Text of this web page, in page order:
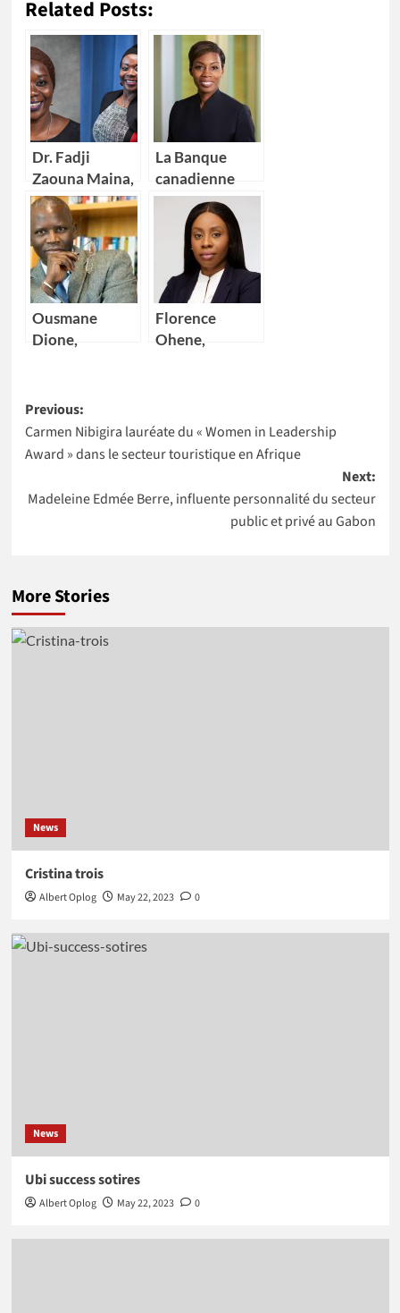
Related Posts:
Dr. Fadji
Zaouna Maina,
29 ans,
première
scientifique du
Niger à
intégrer la
NASA
La Banque
canadienne
impériale de
commerce
(CIBC) nomme
Kikelomo
Lawal comme
Vice-
présidente
Ousmane
Dione,
de la Banque
mondiale pour
4 pays Africains
Florence
Ohene,
Ghana
Post
navigation
Previous:
Carmen Nibigira lauréate du « Women in Leadership
Award » dans le secteur touristique en Afrique
Next:
Madeleine Edmée Berre, influente personnalité du secteur
public et privé au Gabon
More Stories
News
Cristina trois
Albert Oplog May 22, 2023 0
News
Ubi success sotires
Albert Oplog May 22, 2023 0